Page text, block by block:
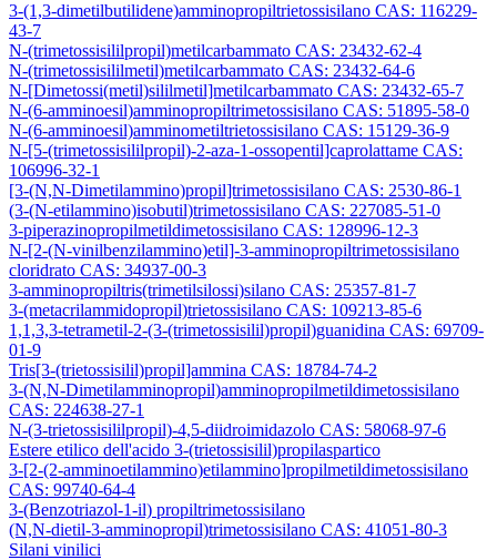
3-(1,3-dimetilbutilidene)amminopropiltrietossisilano CAS: 116229-
43-7
N-(trimetossisililpropil)metilcarbammato CAS: 23432-62-4
N-(trimetossisililmetil)metilcarbammato CAS: 23432-64-6
N-[Dimetossi(metil)sililmetil]metilcarbammato CAS: 23432-65-7
N-(6-amminoesil)amminopropiltrimetossisilano CAS: 51895-58-0
N-(6-amminoesil)amminometiltrietossisilano CAS: 15129-36-9
N-[5-(trimetossisililpropil)-2-aza-1-ossopentil]caprolattame CAS:
106996-32-1
[3-(N,N-Dimetilammino)propil]trimetossisilano CAS: 2530-86-1
(3-(N-etilammino)isobutil)trimetossisilano CAS: 227085-51-0
3-piperazinopropilmetildimetossisilano CAS: 128996-12-3
N-[2-(N-vinilbenzilammino)etil]-3-amminopropiltrimetossisilano
cloridrato CAS: 34937-00-3
3-amminopropiltris(trimetilsilossi)silano CAS: 25357-81-7
3-(metacrilammidopropil)trietossisilano CAS: 109213-85-6
1,1,3,3-tetrametil-2-(3-(trimetossisilil)propil)guanidina CAS: 69709-
01-9
Tris[3-(trietossisilil)propil]ammina CAS: 18784-74-2
3-(N,N-Dimetilamminopropil)amminopropilmetildimetossisilano
CAS: 224638-27-1
N-(3-trietossisililpropil)-4,5-diidroimidazolo CAS: 58068-97-6
Estere etilico dell'acido 3-(trietossisilil)propilaspartico
3-[2-(2-amminoetilammino)etilammino]propilmetildimetossisilano
CAS: 99740-64-4
3-(Benzotriazol-1-il) propiltrimetossisilano
(N,N-dietil-3-amminopropil)trimetossisilano CAS: 41051-80-3
Silani vinilici